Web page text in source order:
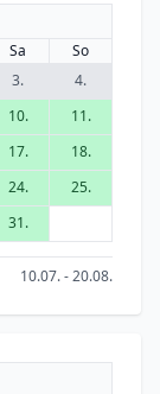
Sa
So
3.
4.
10.
11.
17.
18.
24.
25.
31.
10.07. - 20.08.